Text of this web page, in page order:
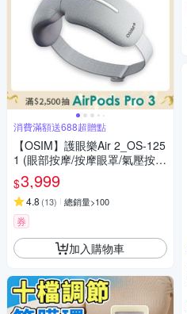
消費滿額送688超贈點
【OSIM】護眼樂Air 2_OS-125
1 (眼部按摩/按摩眼罩/氣壓按
摩/溫熱/音樂/USB充電/可折疊)
$3,999
4.8 (13) 總銷量>100
券
加入購物車